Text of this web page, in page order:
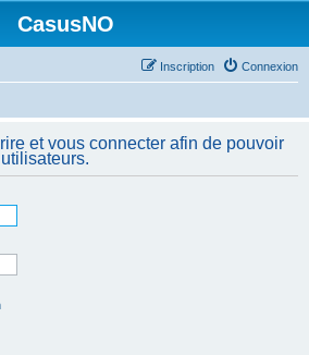
CasusNO
Connexion
Inscription
et vous connecter afin de pouvoir